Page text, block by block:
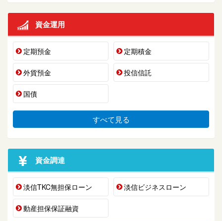
資金運用
定期預金 定期積金
外貨預金 投信信託
国債
すべて見る
資金調達
淡信TKC無担保ローン 淡信ビジネスローン
動産担保保証融資